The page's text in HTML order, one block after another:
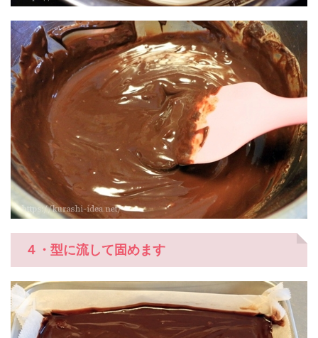
４・型に流して固めます